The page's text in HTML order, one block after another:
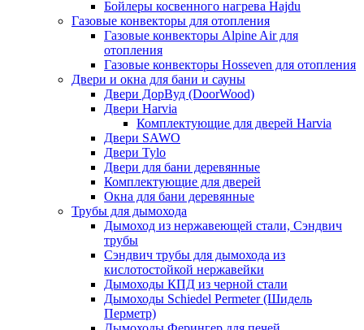
Бойлеры косвенного нагрева Hajdu
Газовые конвекторы для отопления
Газовые конвекторы Alpine Air для
отопления
Газовые конвекторы Hosseven для отопления
Двери и окна для бани и сауны
Двери ДорВуд (DoorWood)
Двери Harvia
Комплектующие для дверей Harvia
Двери SAWO
Двери Tylo
Двери для бани деревянные
Комплектующие для дверей
Окна для бани деревянные
Трубы для дымохода
Дымоход из нержавеющей стали, Сэндвич
трубы
Сэндвич трубы для дымохода из
кислотостойкой нержавейки
Дымоходы КПД из черной стали
Дымоходы Schiedel Permeter (Шидель
Перметр)